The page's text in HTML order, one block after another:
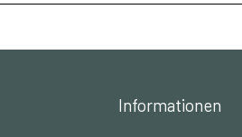
Informationen